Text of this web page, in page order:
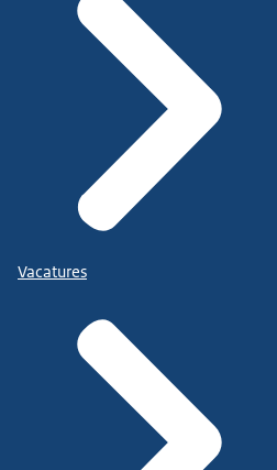
Vacatures